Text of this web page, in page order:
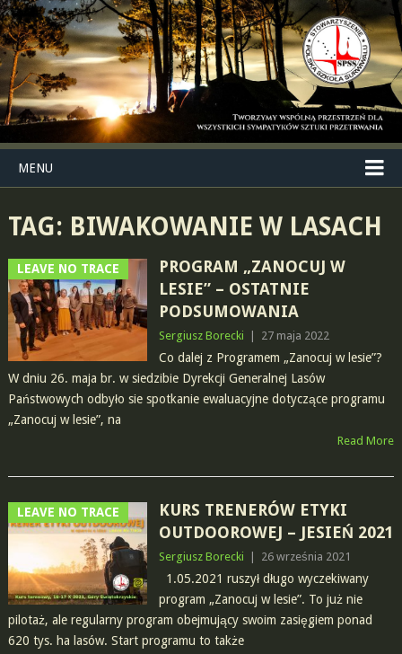
MENU
TAG: BIWAKOWANIE W LASACH
LEAVE NO TRACE
PROGRAM „ZANOCUJ W
LESIE” – OSTATNIE
PODSUMOWANIA
Sergiusz Borecki 27 maja 2022
Co dalej z Programem „Zanocuj w lesie”?
W dniu 26. maja br. w siedzibie Dyrekcji Generalnej Lasów
Państwowych odbyło sie spotkanie ewaluacyjne dotyczące programu
„Zanocuj w lesie”, na
Read More
LEAVE NO TRACE
KURS TRENERÓW ETYKI
OUTDOOROWEJ – JESIEŃ 2021
Sergiusz Borecki 26 września 2021
1.05.2021 ruszył długo wyczekiwany
program „Zanocuj w lesie”. To już nie
pilotaż, ale regularny program obejmujący swoim zasięgiem ponad
620 tys. ha lasów. Start programu to także